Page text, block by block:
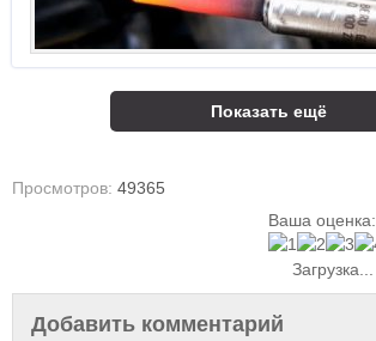
Показать ещё
Просмотров: 49365
Ваша оценка:
Загрузка...
Добавить комментарий